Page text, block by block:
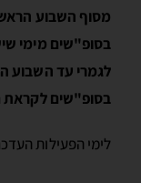
מסוף השבוע
בסופ"שים מימי
לגמרי עד השבוע
בסופ"שים לקראת
לימי הפעילות